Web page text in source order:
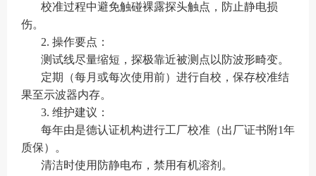
校准过程中避免触碰裸露探头触点，防止静电损
伤。
2. 操作要点：
测试线尽量缩短，探极靠近被测点以防波形畸变。
定期（每月或每次使用前）进行自校，保存校准结
果至示波器内存。
3. 维护建议：
每年由是德认证机构进行工厂校准（出厂证书附1年
质保）。
清洁时使用防静电布，禁用有机溶剂。